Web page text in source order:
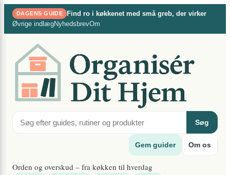
Spring
indhold
DAGENS GUIDE
Find ro i køkkenet med små greb, der virker
Øvrige indlægNyhedsbrevOm
Søg
Gem guider Om os
Orden og overskud – fra køkken til hverdag